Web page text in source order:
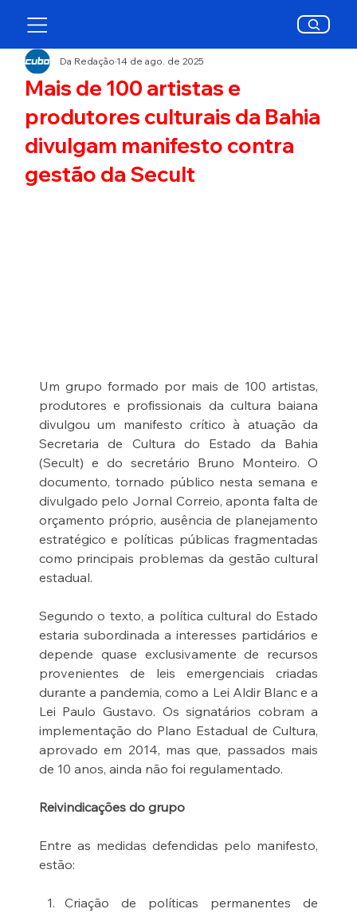
Mais de 100 artistas e
produtores culturais da Bahia
divulgam manifesto contra
gestão da Secult
Da Redação14 de ago. de 2025
Um grupo formado por mais de 100 artistas,
produtores e profissionais da cultura baiana
divulgou um manifesto crítico à atuação da
Secretaria de Cultura do Estado da Bahia
(Secult) e do secretário Bruno Monteiro. O
documento, tornado público nesta semana e
divulgado pelo Jornal Correio, aponta falta de
orçamento próprio, ausência de planejamento
estratégico e políticas públicas fragmentadas
como principais problemas da gestão cultural
estadual.
Segundo o texto, a política cultural do Estado
estaria subordinada a interesses partidários e
depende quase exclusivamente de recursos
provenientes de leis emergenciais criadas
durante a pandemia, como a Lei Aldir Blanc e a
Lei Paulo Gustavo. Os signatários cobram a
implementação do Plano Estadual de Cultura,
aprovado em 2014, mas que, passados mais
de 10 anos, ainda não foi regulamentado.
Reivindicações do grupo
Entre as medidas defendidas pelo manifesto,
estão:
Criação de políticas permanentes de